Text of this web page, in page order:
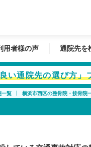
用者様の声 通院先を
い通院先の選び方」
一覧 横浜市西区の整骨院・接骨院